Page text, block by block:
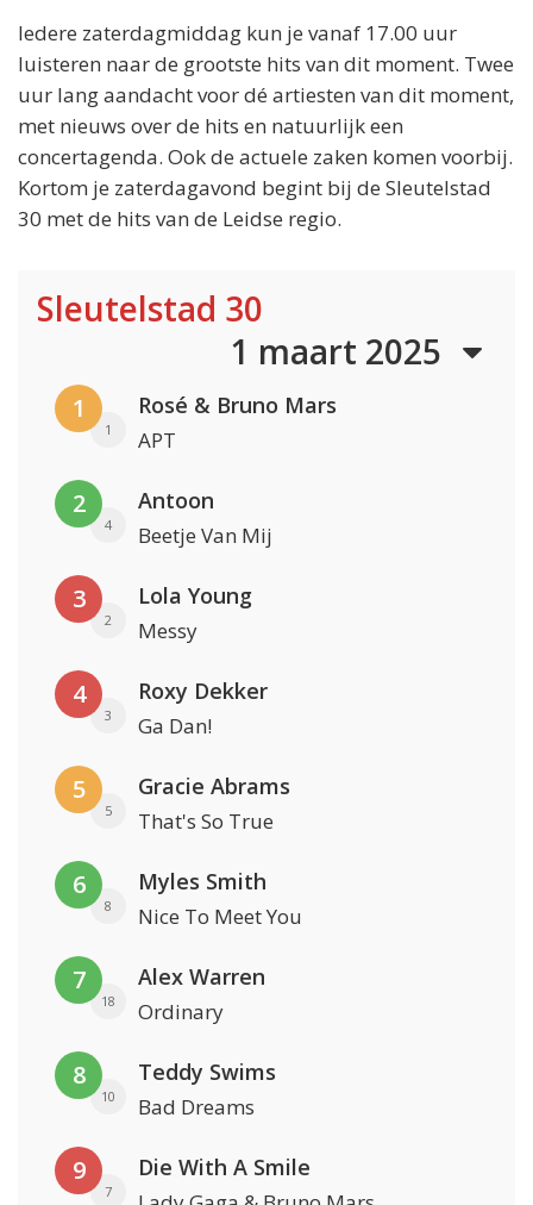
Iedere zaterdagmiddag kun je vanaf 17.00 uur
luisteren naar de grootste hits van dit moment. Twee
uur lang aandacht voor dé artiesten van dit moment,
met nieuws over de hits en natuurlijk een
concertagenda. Ook de actuele zaken komen voorbij.
Kortom je zaterdagavond begint bij de Sleutelstad
30 met de hits van de Leidse regio.
Sleutelstad 30
1 maart 2025
1
1
Rosé & Bruno Mars
APT
2
4
Antoon
Beetje Van Mij
3
2
Lola Young
Messy
4
3
Roxy Dekker
Ga Dan!
5
5
Gracie Abrams
That's So True
6
8
Myles Smith
Nice To Meet You
7
18
Alex Warren
Ordinary
8
10
Teddy Swims
Bad Dreams
9
7
Die With A Smile